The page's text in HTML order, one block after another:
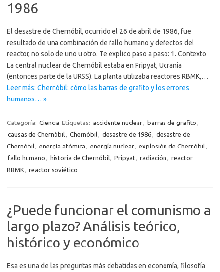
1986
El desastre de Chernóbil, ocurrido el 26 de abril de 1986, fue
resultado de una combinación de fallo humano y defectos del
reactor, no solo de uno u otro. Te explico paso a paso: 1. Contexto
La central nuclear de Chernóbil estaba en Pripyat, Ucrania
(entonces parte de la URSS). La planta utilizaba reactores RBMK,…
Leer más: Chernóbil: cómo las barras de grafito y los errores
humanos… »
Categoría: Ciencia Etiquetas: accidente nuclear, barras de grafito ,
causas de Chernóbil, Chernóbil, desastre de 1986, desastre de
Chernóbil, energía atómica , energía nuclear, explosión de Chernóbil,
fallo humano , historia de Chernóbil, Pripyat, radiación , reactor
RBMK , reactor soviético
¿Puede funcionar el comunismo a
largo plazo? Análisis teórico,
histórico y económico
Esa es una de las preguntas más debatidas en economía, filosofía